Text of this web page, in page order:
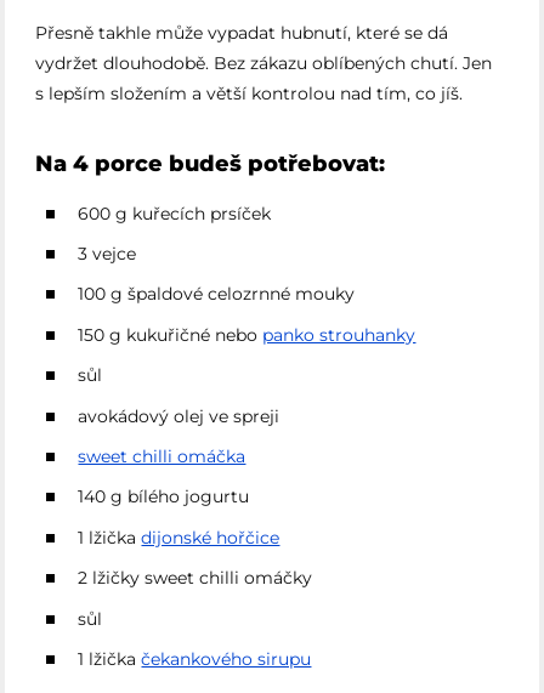
Přesně takhle může vypadat hubnutí, které se dá
vydržet dlouhodobě. Bez zákazu oblíbených chutí. Jen
s lepším složením a větší kontrolou nad tím, co jíš.
Na 4 porce budeš potřebovat:
600 g kuřecích prsíček
3 vejce
100 g špaldové celozrnné mouky
150 g kukuřičné nebo panko strouhanky
sůl
avokádový olej ve spreji
sweet chilli omáčka
140 g bílého jogurtu
1 lžičkadijonské hořčice
2 lžičky sweet chilli omáčky
sůl
1 lžičkačekankového sirupu